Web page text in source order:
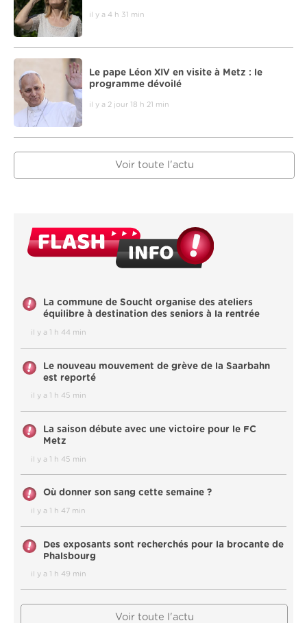
il y a 4 h 31 min
Le pape Léon XIV en visite à Metz : le
programme dévoilé
il y a 2 jour 18 h 21 min
Voir toute l'actu
La commune de Soucht organise des ateliers
équilibre à destination des seniors à la rentrée
il y a 1 h 44 min
Le nouveau mouvement de grève de la Saarbahn
est reporté
il y a 1 h 45 min
La saison débute avec une victoire pour le FC
Metz
il y a 1 h 45 min
Où donner son sang cette semaine ?
il y a 1 h 47 min
Des exposants sont recherchés pour la brocante de
Phalsbourg
il y a 1 h 49 min
Voir toute l'actu